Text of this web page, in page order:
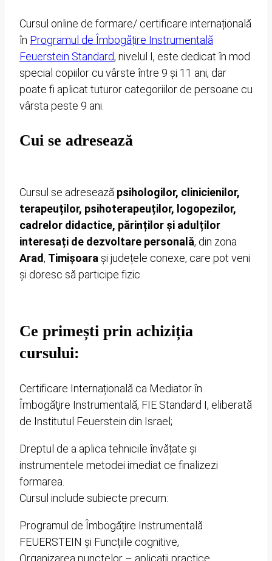
Cursul online de formare/ certificare internațională
în Programul de Îmbogățire Instrumentală
Feuerstein Standard, nivelul I, este dedicat în mod
special copiilor cu vârste între 9 și 11 ani, dar
poate fi aplicat tuturor categoriilor de persoane cu
vârsta peste 9 ani.
Cui se adresează
Cursul se adresează psihologilor, clinicienilor,
terapeuților, psihoterapeuților, logopezilor,
cadrelor didactice, părinților și adulților
interesați de dezvoltare personală, din zona
Arad, Timișoara și județele conexe, care pot veni
și doresc să participe fizic.
Ce primești prin achiziția
cursului:
Certificare Internațională ca Mediator în
Îmbogăţire Instrumentală, FIE Standard I, eliberată
de Institutul Feuerstein din Israel;
Dreptul de a aplica tehnicile învățate și
instrumentele metodei imediat ce finalizezi
formarea.
Cursul include subiecte precum:
Programul de Îmbogățire Instrumentală
FEUERSTEIN și Funcțiile cognitive,
Organizarea punctelor – aplicații practice,